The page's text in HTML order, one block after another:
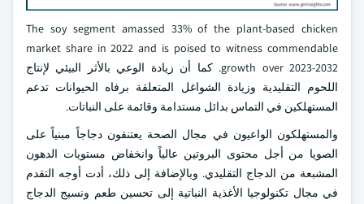
The soy segment amassed 33% of the plant-based chicken
market share in 2022 and is poised to witness commendable
growth over 2023-2032. كما أن زيادة الوعي بالأثر البيئي لإنتاج
اللحوم التقليدية وزيادة الشواغل المتعلقة برفاه الحيوانات تدعم
المستهلكين في التماس بدائل مستدامة وقائمة على النباتات.
والمستهلكون الواعيون في مجال الصحة يعتنقون دجاجاً مبنياً على
الصويا من أجل محتوى البروتين عالياً وانخفاض مستويات الدهون
المشبعة من الدجاج التقليدي. وبالإضافة إلى ذلك، أدت أوجه التقدم
في مجال تكنولوجيا الأغذية النباتية إلى تحسين طعم ونسيج الدجاج